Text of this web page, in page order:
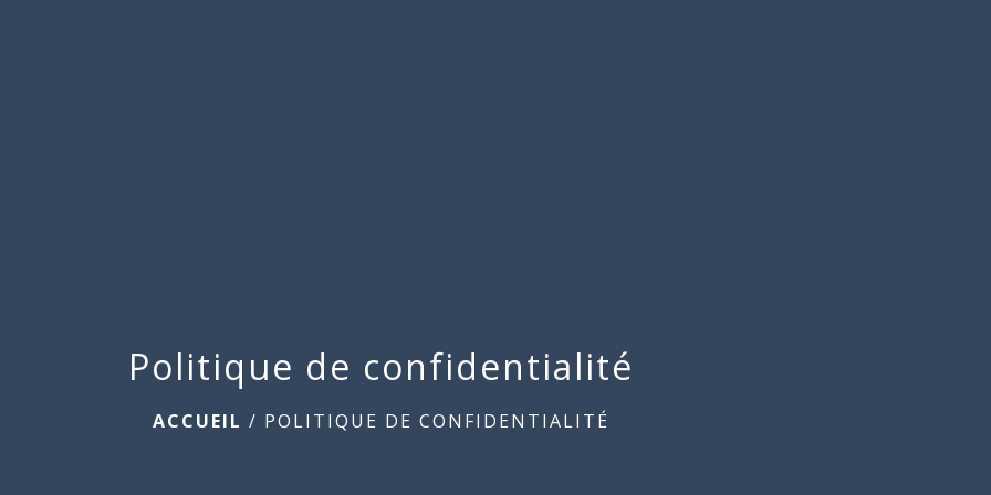
Politique de confidentialité
ACCUEIL / POLITIQUE DE CONFIDENTIALITÉ